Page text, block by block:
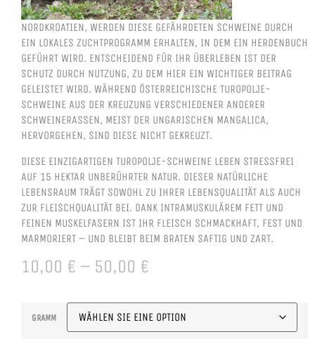
NORDKROATIEN, WERDEN DIESE GEFÄHRDETEN SCHWEINE DURCH
EIN LOKALES ZUCHTPROGRAMM ERHALTEN, IN DEM EIN HERDENBUCH
GEFÜHRT WIRD. ENTSCHEIDEND FÜR IHR ÜBERLEBEN IST DER
SCHUTZ DURCH NUTZUNG, ZU DEM HIER EIN WICHTIGER BEITRAG
GELEISTET WIRD. WÄHREND ÖSTERREICHISCHE TUROPOLJE-
SCHWEINE AUS DER KREUZUNG VERSCHIEDENER ANDERER
SCHWEINERASSEN, MEIST DER UNGARISCHEN MANGALICA,
HERVORGEHEN, SIND DIESE NICHT GEKREUZT.
DIESE EINZIGARTIGEN TUROPOLJE-SCHWEINE LEBEN STRESSFREI
AUF 15 HEKTAR UNBERÜHRTER NATUR. DIESER NATÜRLICHE
LEBENSRAUM TRÄGT SOWOHL ZU IHRER LEBENSQUALITÄT ALS AUCH
ZUR FLEISCHQUALITÄT BEI. DANK INTRAMUSKULÄREM FETT UND
FEINEN MUSKELFASERN IST IHR FLEISCH SCHMACKHAFT, FEST UND
MARMORIERT – UND BLEIBT BEIM BRATEN SAFTIG UND ZART.
10,00 € – 50,00 €
GRAMM